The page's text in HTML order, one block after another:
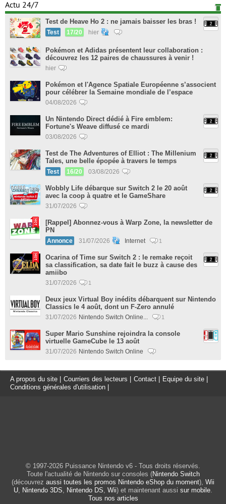
Actu 24/7
Test de Heave Ho 2 : ne jamais baisser les bras !
Test 17/20 hier
Pokémon et Adidas présentent leur collaboration :
découvrez les 12 paires de chaussures à venir !
hier
Pokémon et l'Agence Spatiale Européenne s’associent
pour célébrer la Semaine mondiale de l’espace
04/08/2026
Un Nintendo Direct dédié à Fire emblem:
Fortune's Weave diffusé ce mardi
03/08/2026
Test de The Adventures of Elliot : The Millenium
Tales, une belle épopée à travers le temps
Test 16/20 03/08/2026
Wobbly Life débarque sur Switch 2 le 20 août
avec la coop à quatre et le GameShare
31/07/2026
[Rappel] Abonnez-vous à Warp Zone, la newsletter de
PN
Annonce 31/07/2026 Internet 1
Ocarina of Time sur Switch 2 : le remake reçoit
sa classification, sa date fait le buzz à cause des
amiibo
31/07/2026 1
Deux jeux Virtual Boy inédits débarquent sur Nintendo
Classics le 4 août, dont un F-Zero annulé
31/07/2026 Nintendo Switch Online... 1
Super Mario Sunshine rejoindra la console
virtuelle GameCube le 13 août
31/07/2026 Nintendo Switch Online
A propos du site Courriers des lecteurs Contact Equipe du site
Conditions générales d'utilisation
© 1997-2026 Puissance Nintendo v6 - Tous droits réservés.
Toute l'actualité de Nintendo sur consoles (Nintendo Switch
(découvrez aussi toutes les promos Nintendo eShop du moment), Wii
U, Nintendo 3DS, Nintendo DS, Wii) et maintenant aussi sur mobile.
Tous nos articles